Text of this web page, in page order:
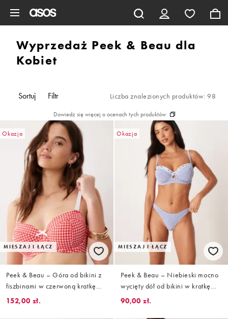
Wyprzedaż Peek & Beau dla
Kobiet
Sortuj Filtr Liczba znalezionych produktów: 98
Dowiedz się więcej o ocenach tych produktów
Okazja
MIESZAJ I ŁĄCZ
Peek & Beau – Góra od bikini z
fiszbinami w czerwoną kratkę
vichy z kokardką
152,00 zł.
Okazja
MIESZAJ I ŁĄCZ
Peek & Beau – Niebieski mocno
wycięty dół od bikini w kratkę
vichy
90,00 zł.